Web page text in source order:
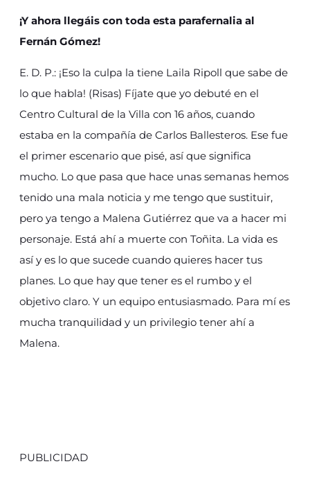
¡Y ahora llegáis con toda esta parafernalia al
Fernán Gómez!
E. D. P.: ¡Eso la culpa la tiene Laila Ripoll que sabe de
lo que habla! (Risas) Fíjate que yo debuté en el
Centro Cultural de la Villa con 16 años, cuando
estaba en la compañía de Carlos Ballesteros. Ese fue
el primer escenario que pisé, así que significa
mucho. Lo que pasa que hace unas semanas hemos
tenido una mala noticia y me tengo que sustituir,
pero ya tengo a Malena Gutiérrez que va a hacer mi
personaje. Está ahí a muerte con Toñita. La vida es
así y es lo que sucede cuando quieres hacer tus
planes. Lo que hay que tener es el rumbo y el
objetivo claro. Y un equipo entusiasmado. Para mí es
mucha tranquilidad y un privilegio tener ahí a
Malena.
PUBLICIDAD